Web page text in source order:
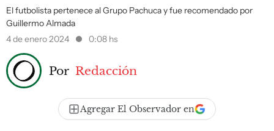
El futbolista pertenece al Grupo Pachuca y fue recomendado por
Guillermo Almada
4 de enero 2024
0:08 hs
Por Redacción
Agregar El Observador en